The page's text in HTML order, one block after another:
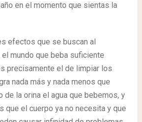
en el momento que sientas la
efectos que se buscan al
mundo que beba suficiente
precisamente el de limpiar los
nada más y nada menos que
de la orina el agua que bebemos, y
que el cuerpo ya no necesita y que